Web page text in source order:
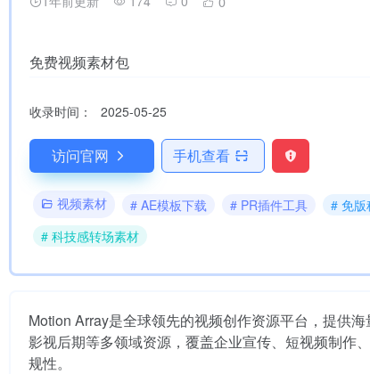
免费视频素材包
收录时间： 2025-05-25
访问官网 手机查看
视频素材 # AE模板下载 # PR插件工具 # 免版
# 科技感转场素材
Motion Array是全球领先的视频创作资源平台，提供
影视后期等多领域资源，覆盖企业宣传、短视频制作
规性。